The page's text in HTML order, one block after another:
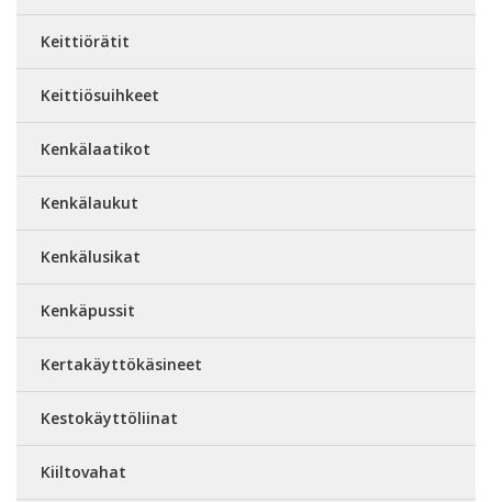
Keittiörätit
Keittiösuihkeet
Kenkälaatikot
Kenkälaukut
Kenkälusikat
Kenkäpussit
Kertakäyttökäsineet
Kestokäyttöliinat
Kiiltovahat